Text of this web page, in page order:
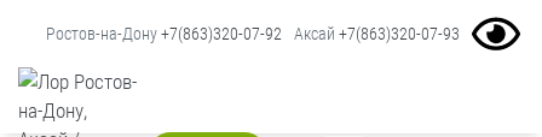
Ростов-на-Дону+7(863)320-07-92 Аксай +7(863)320-07-93
Главная